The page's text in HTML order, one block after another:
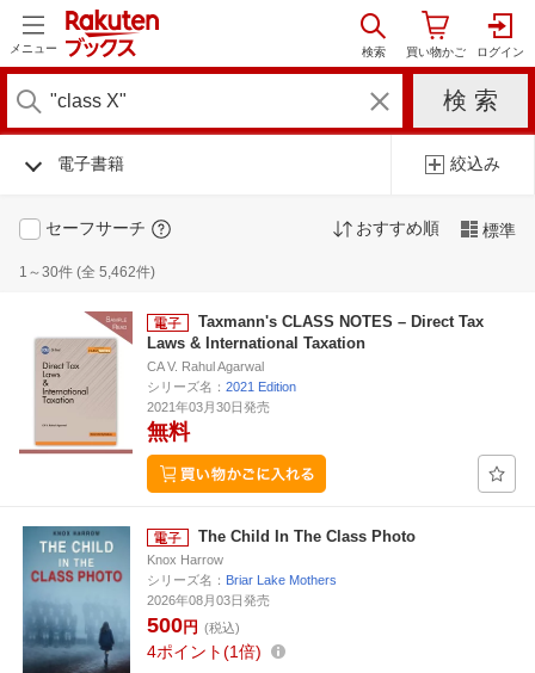
メニュー
電子書籍 絞込み
セーフサーチ おすすめ順 標準
1～30件 (全 5,462件)
Taxmann's CLASS NOTES – Direct Tax
Laws & International Taxation
CA V. Rahul Agarwal
シリーズ名： 2021 Edition
2021年03月30日発売
無料
The Child In The Class Photo
Knox Harrow
シリーズ名： Briar Lake Mothers
2026年08月03日発売
500円 (税込)
4ポイント 1倍